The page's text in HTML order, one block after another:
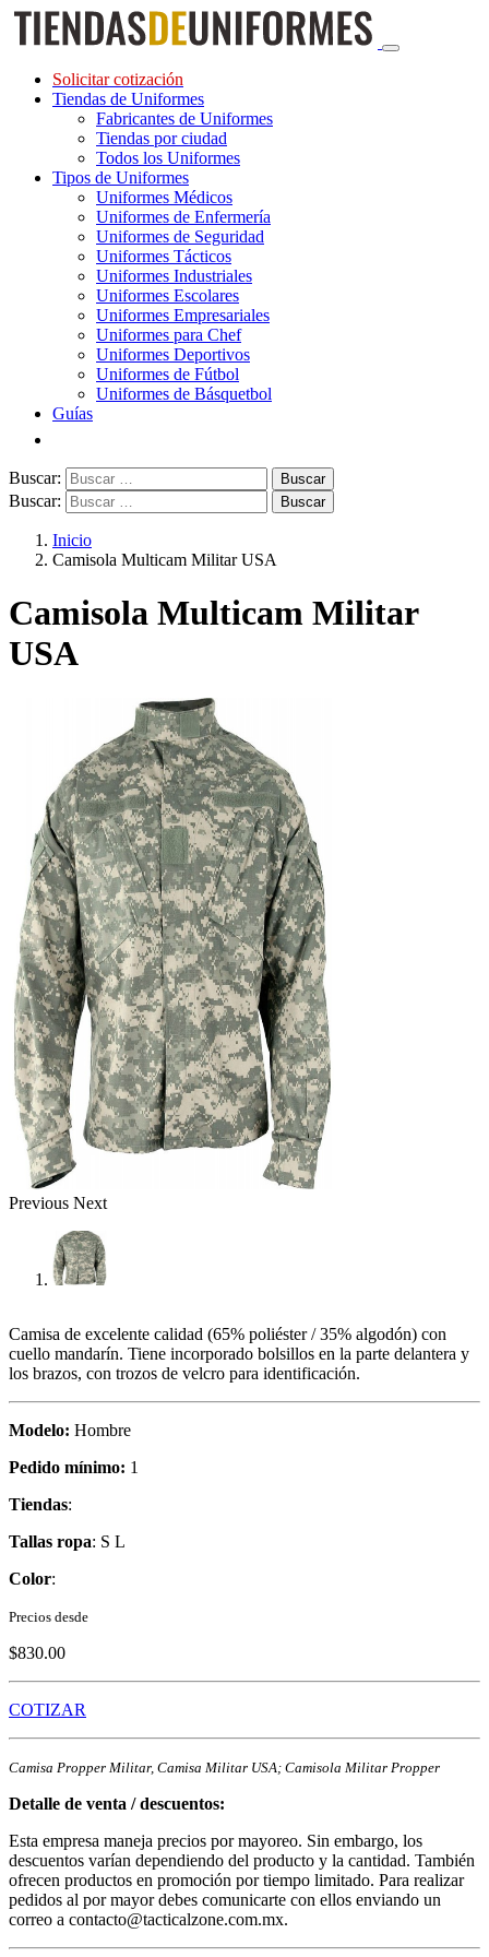
Solicitar cotización
Tiendas de Uniformes
Fabricantes de Uniformes
Tiendas por ciudad
Todos los Uniformes
Tipos de Uniformes
Uniformes Médicos
Uniformes de Enfermería
Uniformes de Seguridad
Uniformes Tácticos
Uniformes Industriales
Uniformes Escolares
Uniformes Empresariales
Uniformes para Chef
Uniformes Deportivos
Uniformes de Fútbol
Uniformes de Básquetbol
Guías
Buscar:
Buscar:
Inicio
Camisola Multicam Militar USA
Camisola Multicam Militar
USA
Previous Next
Camisa de excelente calidad (65% poliéster / 35% algodón) con
cuello mandarín. Tiene incorporado bolsillos en la parte delantera y
los brazos, con trozos de velcro para identificación.
Modelo: Hombre
Pedido mínimo: 1
Tiendas:
Tallas ropa: S L
Color:
Precios desde
$830.00
COTIZAR
Camisa Propper Militar, Camisa Militar USA; Camisola Militar Propper
Detalle de venta / descuentos:
Esta empresa maneja precios por mayoreo. Sin embargo, los
descuentos varían dependiendo del producto y la cantidad. También
ofrecen productos en promoción por tiempo limitado. Para realizar
pedidos al por mayor debes comunicarte con ellos enviando un
correo a contacto@tacticalzone.com.mx.